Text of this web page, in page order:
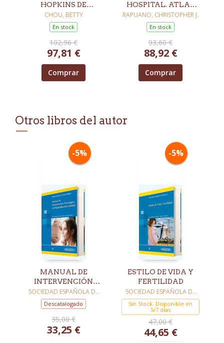
HOPKINS DE
GINECOLOGÍA Y
OBSTETRICIA. 7ª ED.
CHOU, BETTY
En stock
102,96 €
97,81 €
Comprar
HOSPITAL. ATLAS
EN COLOR Y
SINOPSIS DE
OFTALMOLOGIA
CLINICA.
GLAUCOMA. 4ª ED.
RAPUANO, CHRISTOPHER J.
En stock
93,60 €
88,92 €
Comprar
Otros libros del autor
-5%
MANUAL DE
INTERVENCIÓN
PSICOLÓGICA EN
REPRODUCCIÓN
ASISTIDA
SOCIEDAD ESPAÑOLA DE
FERTILIDAD
Descatalogado
35,00 €
33,25 €
-5%
ESTILO DE VIDA Y
FERTILIDAD
SOCIEDAD ESPAÑOLA DE
FERTILIDAD
Sin Stock. Disponible en
5/7 días
47,00 €
44,65 €